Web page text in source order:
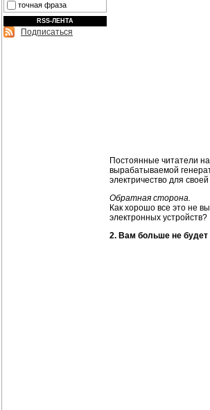
точная фраза
RSS-ЛЕНТА
Подписаться
Постоянные читатели
вырабатываемой
электричество для
Обратная сторона.
Как хорошо все это не
электронных устройств?
2. Вам больше не будет